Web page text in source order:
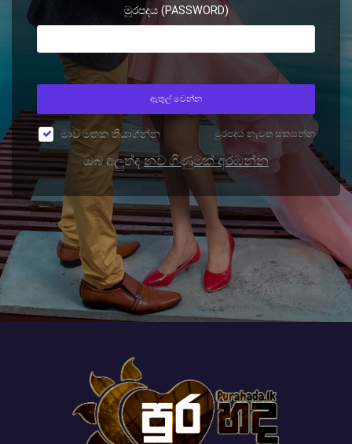
මුරපදය (PASSWORD)
ඇතුල් වෙන්න
මාව මතක තියාගන්න මුරපදය නැවත සකසන්න
ඔබ අලුත්ද නව ගිණුමක් අරඹන්න